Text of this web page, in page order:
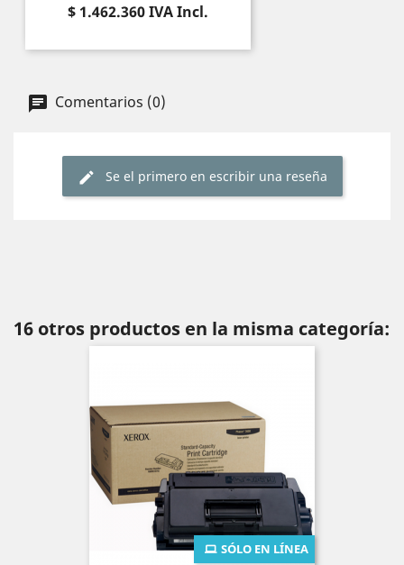
Precio
$ 1.462.360IVA Incl.
Comentarios (0)
Se el primero en escribir una reseña
16 otros productos en la misma categoría:
SÓLO EN LÍNEA